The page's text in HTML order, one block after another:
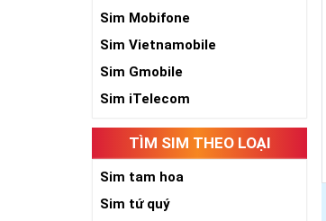
Sim Mobifone
Sim Vietnamobile
Sim Gmobile
Sim iTelecom
TÌM SIM THEO LOẠI
Sim tam hoa
Sim tứ quý